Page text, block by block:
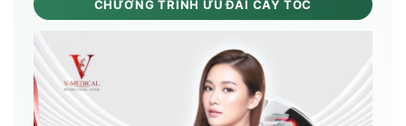
CHƯƠNG TRÌNH ƯU ĐÃI CẤY TÓC